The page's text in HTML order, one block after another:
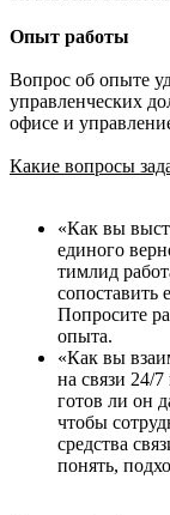
Опыт работы
Вопрос об опыте
управленческих
офисе и
Какие вопросы
«Как вы
единого
тимлид
сопоставить
Попросите
опыта.
«Как вы
на связи 24/
готов ли он
чтобы
средства
понять,